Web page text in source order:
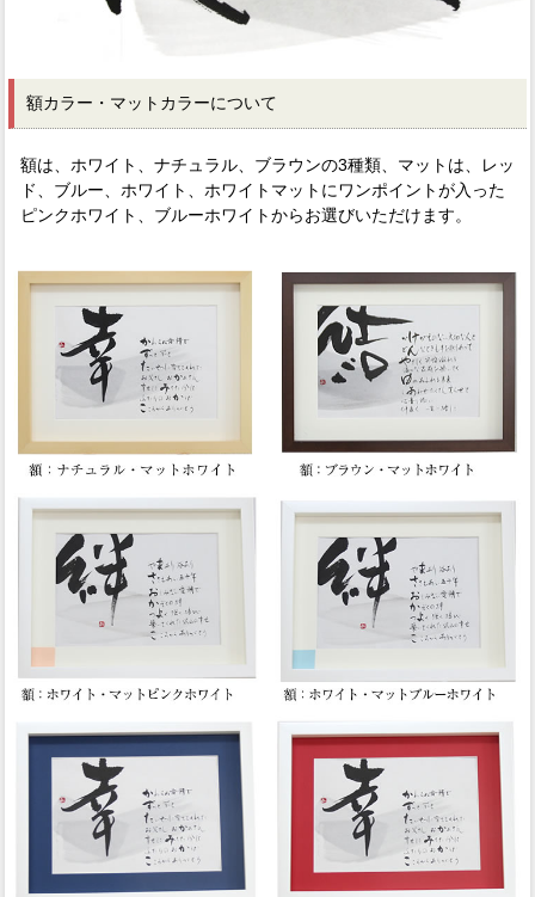
額カラー・マットカラーについて
額は、ホワイト、ナチュラル、ブラウンの3種類、マットは、レッ
ド、ブルー、ホワイト、ホワイトマットにワンポイントが入った
ピンクホワイト、ブルーホワイトからお選びいただけます。